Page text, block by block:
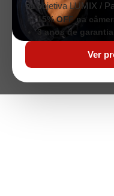
ou objetiva LUMIX /
15% OFF na
3 anos de
Ver